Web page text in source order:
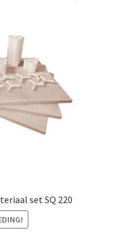
set SQ 220